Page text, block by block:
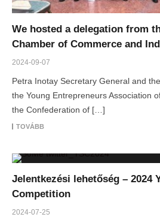
We hosted a delegation from
Chamber of Commerce and
2024-09-07
Petra Inotay Secretary General and
the Young Entrepreneurs Association
the Confederation of […]
TOVÁBB
Jelentkezési lehetőség – 2024
Competition
2024-07-25